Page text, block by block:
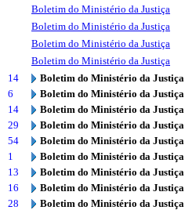
Boletim do Ministério da Justiça
Boletim do Ministério da Justiça
Boletim do Ministério da Justiça
Boletim do Ministério da Justiça
14
Boletim do Ministério da Justiça
6
Boletim do Ministério da Justiça
14
Boletim do Ministério da Justiça
29
Boletim do Ministério da Justiça
54
Boletim do Ministério da Justiça
1
Boletim do Ministério da Justiça
13
Boletim do Ministério da Justiça
16
Boletim do Ministério da Justiça
28
Boletim do Ministério da Justiça